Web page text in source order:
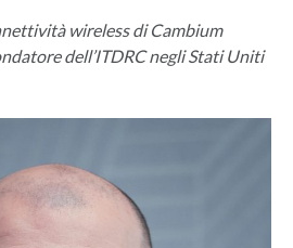
wireless di Cambium
dell’ITDRC negli Stati Uniti